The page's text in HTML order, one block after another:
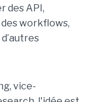
des API,
workflows,
vice-